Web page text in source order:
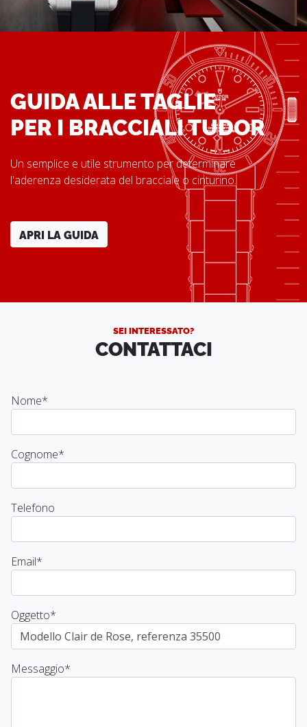
GUIDA ALLE TAGLIE
PER I BRACCIALI TUDOR
Un semplice e utile strumento per determinare
l'aderenza desiderata del bracciale o cinturino.
APRI LA GUIDA
SEI INTERESSATO?
CONTATTACI
Nome*
Cognome*
Telefono
Email*
Oggetto*
Messaggio*